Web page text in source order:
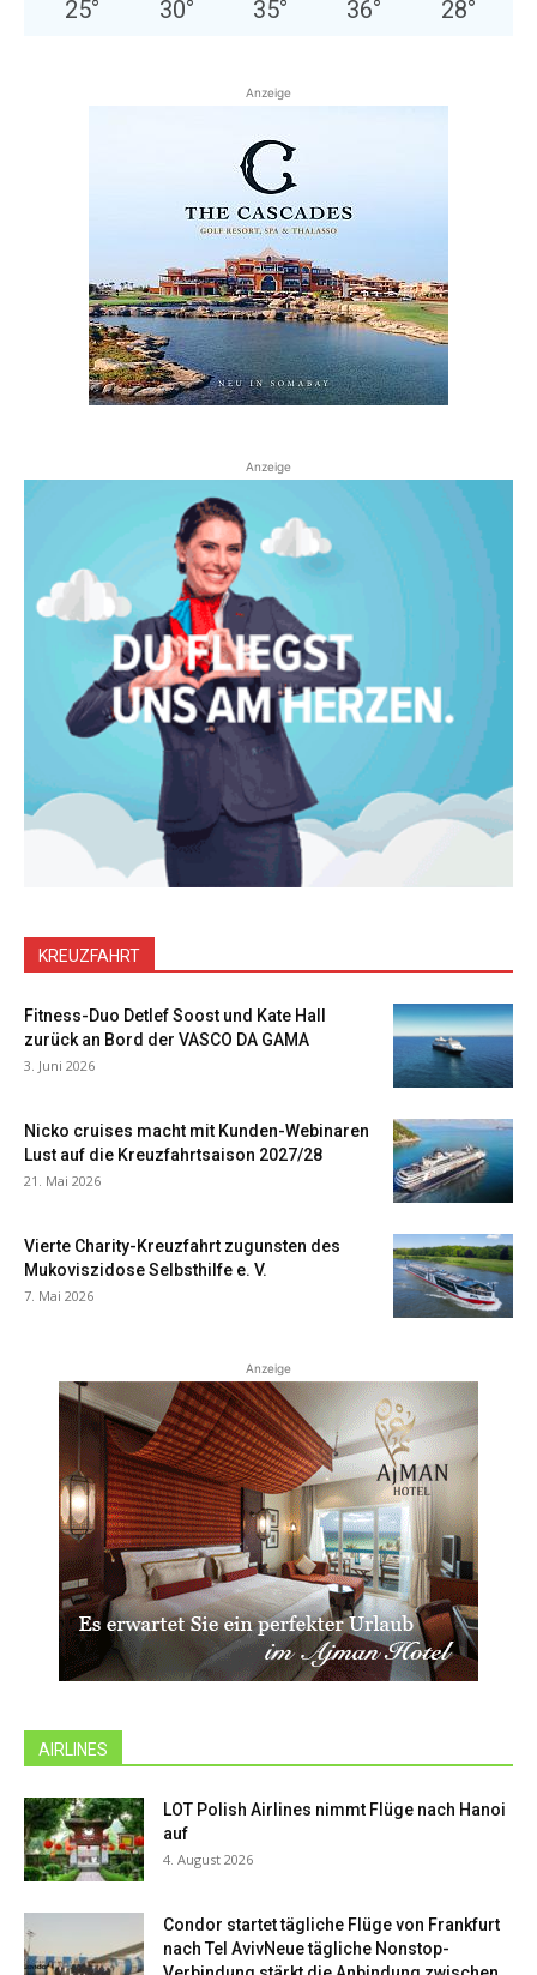
25° 30° 35° 36° 28°
Anzeige
Anzeige
KREUZFAHRT
Fitness-Duo Detlef Soost und Kate Hall
zurück an Bord der VASCO DA GAMA
3. Juni 2026
Nicko cruises macht mit Kunden-Webinaren
Lust auf die Kreuzfahrtsaison 2027/28
21. Mai 2026
Vierte Charity-Kreuzfahrt zugunsten des
Mukoviszidose Selbsthilfe e. V.
7. Mai 2026
Anzeige
AIRLINES
LOT Polish Airlines nimmt Flüge nach Hanoi
auf
4. August 2026
Condor startet tägliche Flüge von Frankfurt
nach Tel AvivNeue tägliche Nonstop-